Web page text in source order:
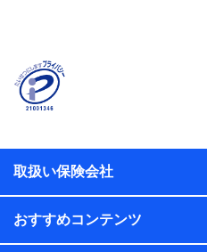
名、住所、生年月日、性別
係、保険加入の目的、保険
のお支払方法、車のメーカ
ル内容や送信履歴の情報及
保険契約情報
当社または株式会社NTTド
取扱い保険会社
おすすめコンテンツ